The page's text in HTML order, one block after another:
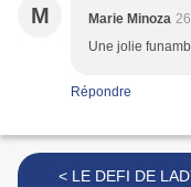
M Marie Minoza
Une jolie
Répondre
< LE DEFI DE LADY